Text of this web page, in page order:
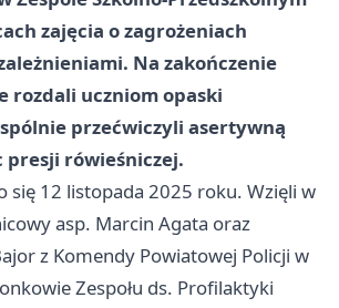
zajęcia o zagrożeniach
Na zakończenie
rozdali uczniom opaski
przećwiczyli asertywną
presji rówieśniczej.
się 12 listopada 2025 roku. Wzięli w
asp. Marcin Agata oraz
z Komendy Powiatowej Policji w
Zespołu ds. Profilaktyki